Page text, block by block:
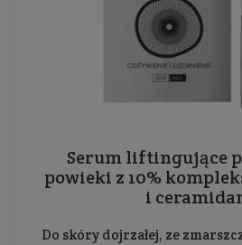
Serum liftingujące
powieki z 10%
i
Do skóry dojrzałej, ze